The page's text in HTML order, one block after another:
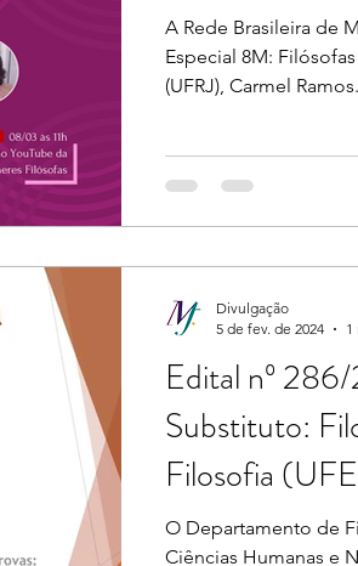
A Rede Brasileira de
Especial 8M:
(UFRJ), Carmel
Edital nº
Substituto:
Filosofia
O Departamento de
Ciências Humanas e
Divulgação
5 de fev. de 2024
1